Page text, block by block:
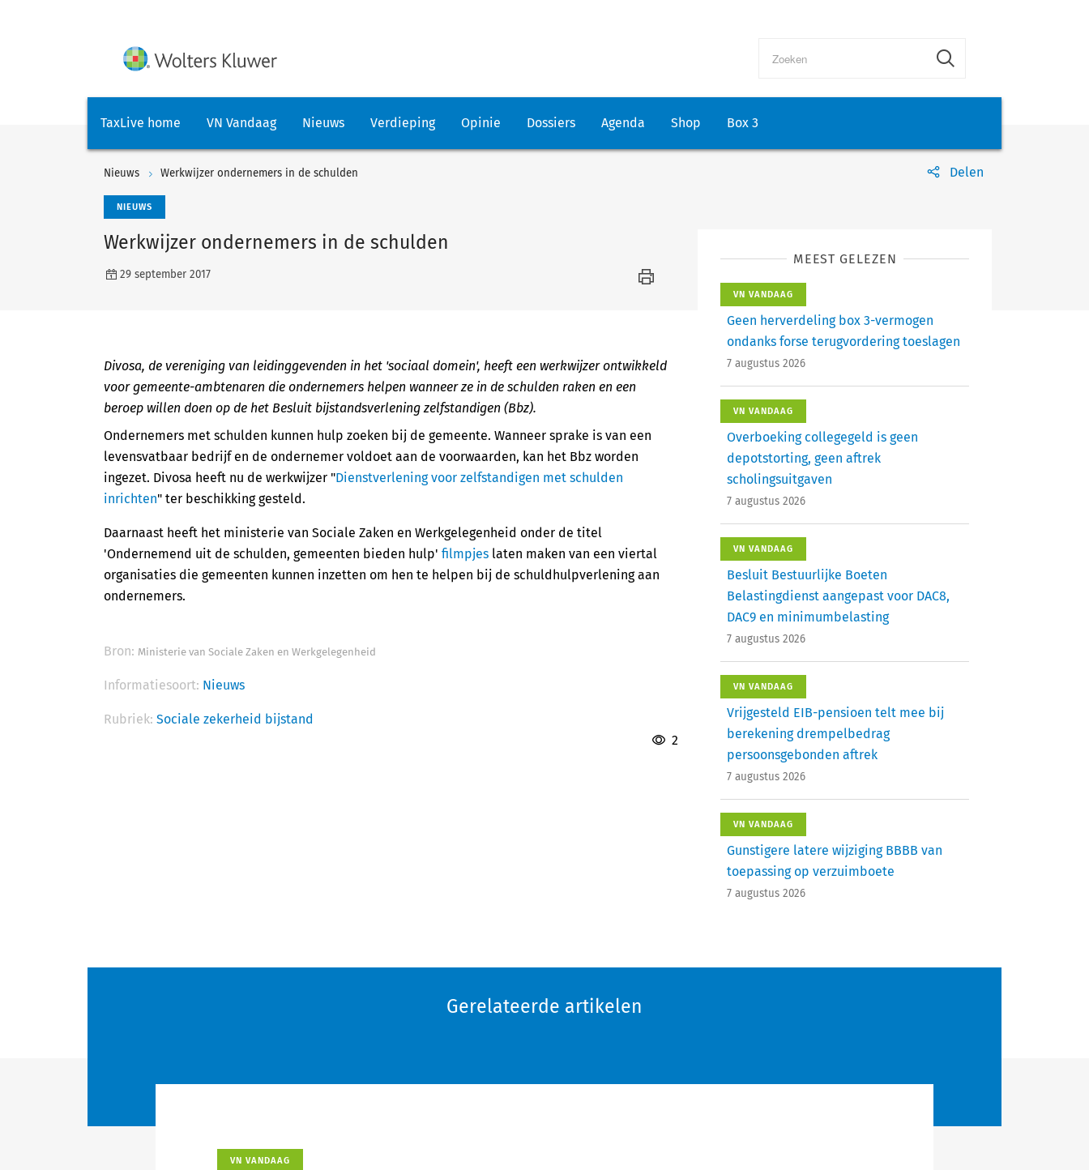
TaxLive home VN Vandaag Nieuws Verdieping Opinie Dossiers Agenda Shop Box 3
Nieuws Werkwijzer ondernemers in de schulden Delen
NIEUWS
Werkwijzer ondernemers in de schulden
29 september 2017
Divosa, de vereniging van leidinggevenden in het 'sociaal domein', heeft een werkwijzer ontwikkeld
voor gemeente-ambtenaren die ondernemers helpen wanneer ze in de schulden raken en een
beroep willen doen op de het Besluit bijstandsverlening zelfstandigen (Bbz).
Ondernemers met schulden kunnen hulp zoeken bij de gemeente. Wanneer sprake is van een
levensvatbaar bedrijf en de ondernemer voldoet aan de voorwaarden, kan het Bbz worden
ingezet. Divosa heeft nu de werkwijzer "Dienstverlening voor zelfstandigen met schulden
inrichten" ter beschikking gesteld.
Daarnaast heeft het ministerie van Sociale Zaken en Werkgelegenheid onder de titel
'Ondernemend uit de schulden, gemeenten bieden hulp' filmpjes laten maken van een viertal
organisaties die gemeenten kunnen inzetten om hen te helpen bij de schuldhulpverlening aan
ondernemers.
Bron: Ministerie van Sociale Zaken en Werkgelegenheid
Informatiesoort: Nieuws
Rubriek: Sociale zekerheid bijstand
2
MEEST GELEZEN
VN VANDAAG
Geen herverdeling box 3-vermogen
ondanks forse terugvordering toeslagen
7 augustus 2026
VN VANDAAG
Overboeking collegegeld is geen
depotstorting, geen aftrek
scholingsuitgaven
7 augustus 2026
VN VANDAAG
Besluit Bestuurlijke Boeten
Belastingdienst aangepast voor DAC8,
DAC9 en minimumbelasting
7 augustus 2026
VN VANDAAG
Vrijgesteld EIB-pensioen telt mee bij
berekening drempelbedrag
persoonsgebonden aftrek
7 augustus 2026
VN VANDAAG
Gunstigere latere wijziging BBBB van
toepassing op verzuimboete
7 augustus 2026
Gerelateerde artikelen
VN VANDAAG